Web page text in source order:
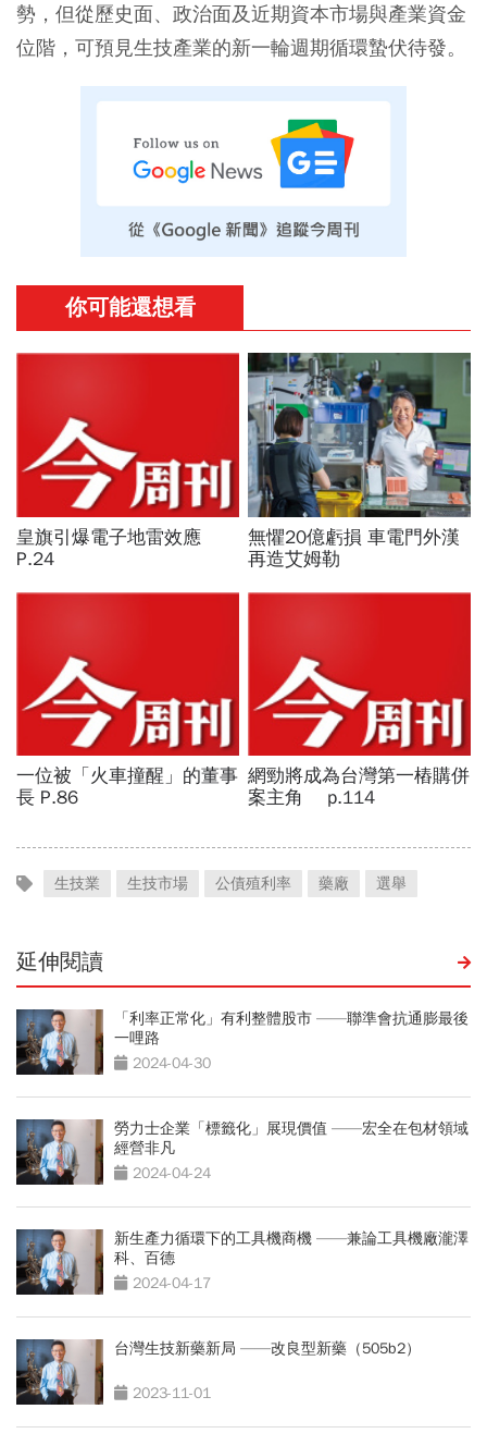
勢，但從歷史面、政治面及近期資本市場與產業資金
位階，可預見生技產業的新一輪週期循環蟄伏待發。
生技業 生技市場 公債殖利率 藥廠 選舉
延伸閱讀
「利率正常化」有利整體股市 ——聯準會抗通膨最後
一哩路
2024-04-30
勞力士企業「標籤化」展現價值 ——宏全在包材領域
經營非凡
2024-04-24
新生產力循環下的工具機商機 ——兼論工具機廠瀧澤
科、百德
2024-04-17
台灣生技新藥新局 ——改良型新藥（505b2）
2023-11-01